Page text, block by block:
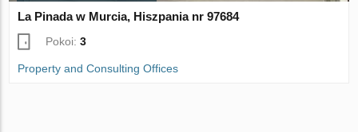
La Pinada w Murcia, Hiszpania nr 97684
Pokoi:3
Property and Consulting Offices